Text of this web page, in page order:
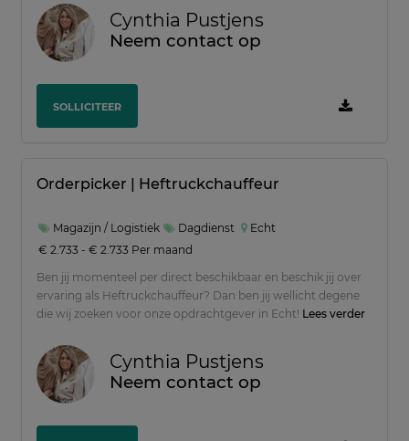
Cynthia Pustjens
Neem contact op
SOLLICITEER
Orderpicker | Heftruckchauffeur
Magazijn / Logistiek Dagdienst
Echt
€ 2.733 - € 2.733 Per maand
Ben jij momenteel per direct beschikbaar en beschik jij over
ervaring als Heftruckchauffeur? Dan ben jij wellicht degene
die wij zoeken voor onze opdrachtgever in Echt! Lees verder
Cynthia Pustjens
Neem contact op